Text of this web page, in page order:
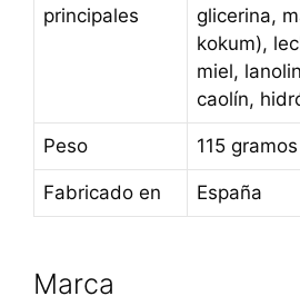
principales
glicerina,
kokum),
miel,
caolín,
Peso 115 gramos
Fabricado en España
Marca